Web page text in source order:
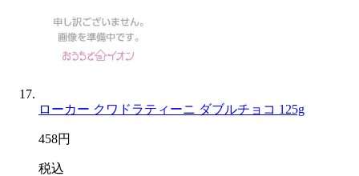
ローカー クワドラティーニ ダブルチョコ 125g
458円
税込